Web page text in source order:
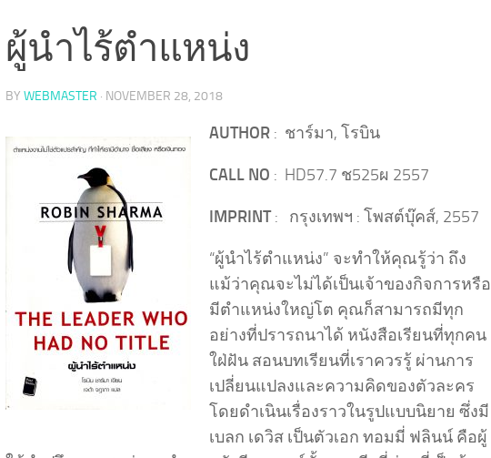
ผู้นำไร้ตำแหน่ง
BY WEBMASTER · NOVEMBER 28, 2018
AUTHOR : ชาร์มา, โรบิน
CALL NO : HD57.7 ช525ผ 2557
IMPRINT: กรุงเทพฯ : โพสต์บุ๊คส์, 2557
“ผู้นำไร้ตำแหน่ง” จะทำให้คุณรู้ว่า ถึง
แม้ว่าคุณจะไม่ได้เป็นเจ้าของกิจการหรือ
มีตำแหน่งใหญ่โต คุณก็สามารถมีทุก
อย่างที่ปรารถนาได้ หนังสือเรียนที่ทุกคน
ใฝ่ฝัน สอนบทเรียนที่เราควรรู้ ผ่านการ
เปลี่ยนแปลงและความคิดของตัวละคร
โดยดำเนินเรื่องราวในรูปแบบนิยาย ซึ่งมี
เบลก เดวิส เป็นตัวเอก ทอมมี่ ฟลินน์ คือผู้